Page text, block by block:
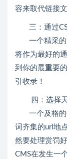
容来取代链接文
三：通过
一个精采的
将作为最好的
到你的最重要
引收录！
四：选择天
一个及格的
词齐集的url地
然要处理赏罚
CMS在发生一